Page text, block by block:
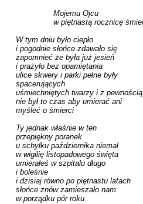
		Mojemu Ojcu
		w piętnastą rocznicę śmierci
W tym dniu było ciepło
i pogodnie słońce zdawało się
zapomnieć że była już jesień
i prażyło bez opamiętania
ulice skwery i parki pełne były
spacerujących
uśmiechniętych twarzy i z pewnością
nie był to czas aby umierać ani
myśleć o śmierci
Ty jednak właśnie w ten
przepiękny poranek
u schyłku października niemal
w wigilię listopadowego święta
umierałeś w szpitalu długo
i boleśnie
i dzisiaj równo po piętnastu latach
słońce znów zamieszało nam
w porządku pór roku